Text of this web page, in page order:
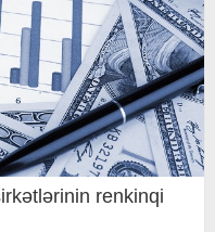
renkinqi